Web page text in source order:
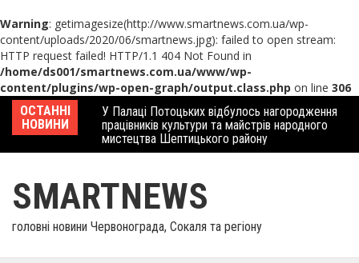
Warning: getimagesize(http://www.smartnews.com.ua/wp-
content/uploads/2020/06/smartnews.jpg): failed to open stream:
HTTP request failed! HTTP/1.1 404 Not Found in
/home/ds001/smartnews.com.ua/www/wp-
content/plugins/wp-open-graph/output.class.php on line 306
Skip
content
ОСТАННІ
НОВИНИ
У Палаці Потоцьких відбулось нагородження
працівників культури та майстрів народного
мистецтва Шептицького району
SMARTNEWS
головні новини Червонограда, Сокаля та регіону